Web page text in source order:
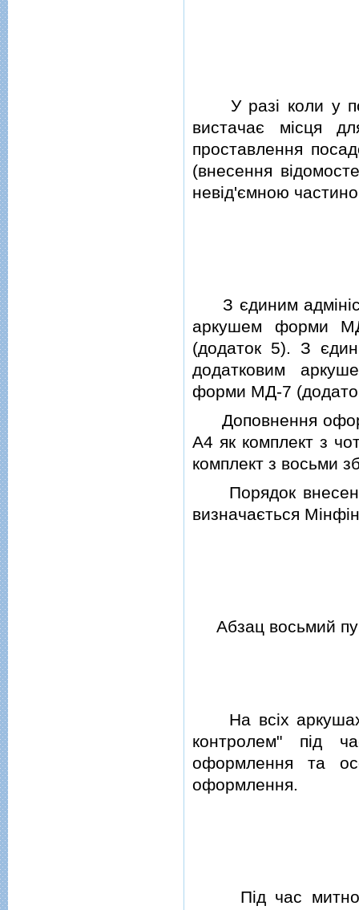
У разi коли у
вистачає мiсця
проставлення
(внесення
невiд'ємною
З єдиним
аркушем форми
(додаток 5). З
додатковим
форми МД-7
Доповнення
А4 як комплект з
комплект з восьми
Порядок
визначається
Абзац восьмий
На всiх аркушах
контролем" пiд
оформлення та
оформлення.
Пiд час митного